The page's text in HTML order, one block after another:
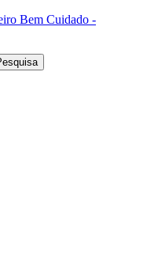
Bem Cuidado -